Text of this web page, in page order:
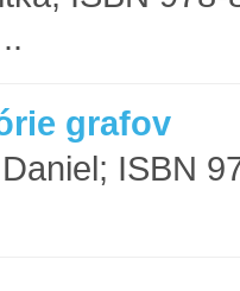
grafov
ISBN